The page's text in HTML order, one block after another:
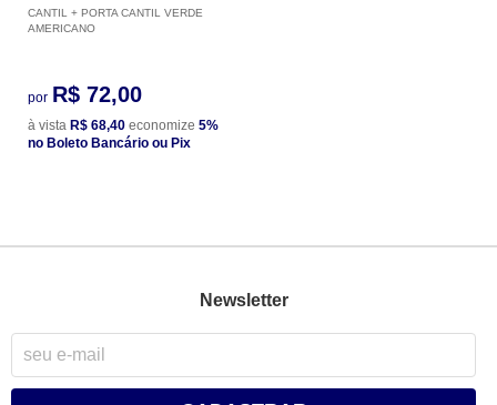
CANTIL + PORTA CANTIL VERDE
AMERICANO
por R$ 72,00
à vista R$ 68,40 economize 5%
no Boleto Bancário ou Pix
Newsletter